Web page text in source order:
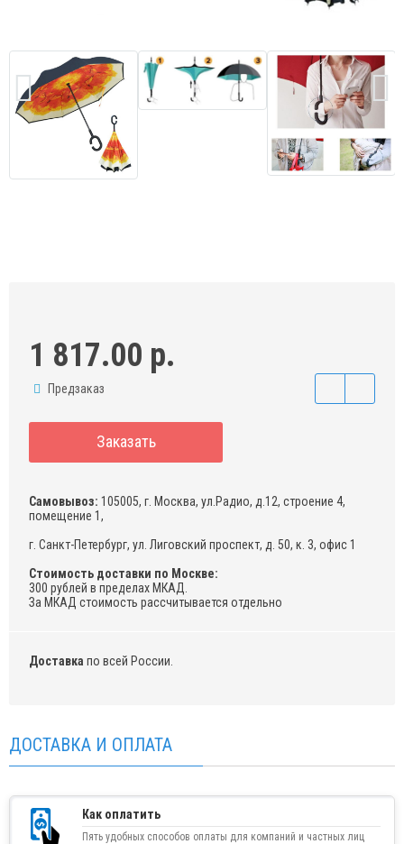
1 817.00 р.
Предзаказ
Заказать
Самовывоз: 105005, г. Москва, ул.Радио, д.12, строение 4,
помещение 1,
г. Санкт-Петербург, ул. Лиговский проспект, д. 50, к. 3, офис 1
Стоимость доставки по Москве:
300 рублей в пределах МКАД.
За МКАД стоимость рассчитывается отдельно
Доставка по всей России.
ДОСТАВКА И ОПЛАТА
Как оплатить
Пять удобных способов оплаты для компаний и частных лиц